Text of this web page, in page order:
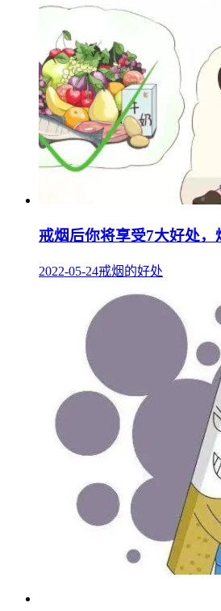
戒烟后你将享受7大好处，
2022-05-24戒烟的好处